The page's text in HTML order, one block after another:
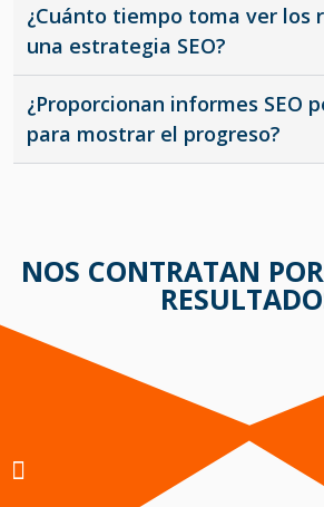
¿Cuánto tiempo toma ver los
una estrategia SEO?
¿Proporcionan informes SEO
para mostrar el progreso?
NOS CONTRATAN